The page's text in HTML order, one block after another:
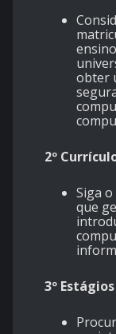
obter
2º
Siga
que
3º